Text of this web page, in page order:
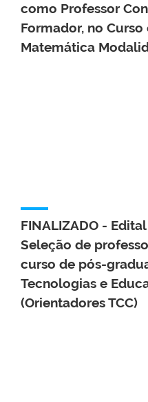
como Professor
Formador, no
Matemática
FINALIZADO -
Seleção de
curso de pós-
Tecnologias e
(Orientadores TCC)